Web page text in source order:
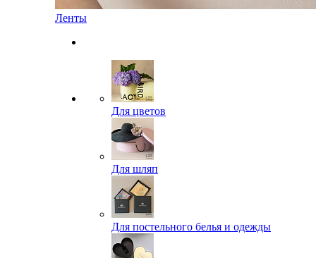
Ленты
Для цветов
Для шляп
Для постельного белья и одежды